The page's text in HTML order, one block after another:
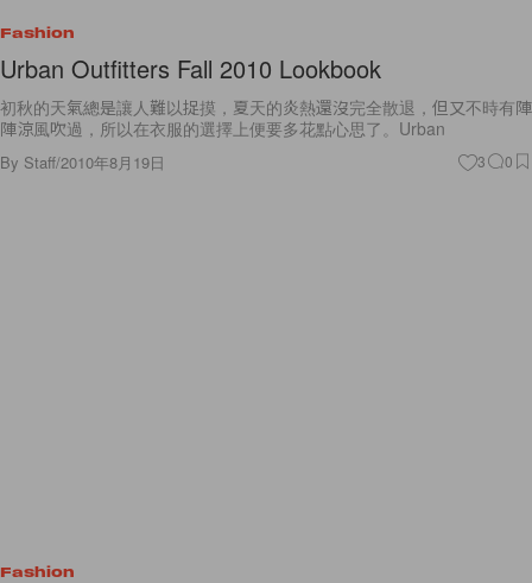
Fashion
Urban Outfitters Fall 2010 Lookbook
初秋的天氣總是讓人難以捉摸，夏天的炎熱還沒完全散退，但又不時有陣
陣涼風吹過，所以在衣服的選擇上便要多花點心思了。Urban
By Staff/2010年8月19日 3 0
Fashion